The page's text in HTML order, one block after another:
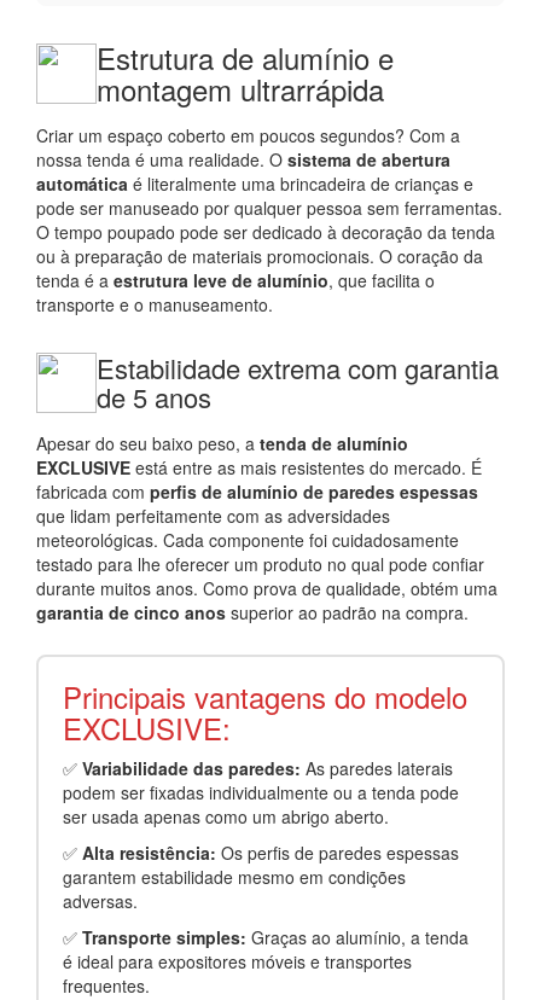
Estrutura de alumínio e
montagem ultrarrápida
Criar um espaço coberto em poucos segundos? Com a
nossa tenda é uma realidade. O sistema de abertura
automática é literalmente uma brincadeira de crianças e
pode ser manuseado por qualquer pessoa sem ferramentas.
O tempo poupado pode ser dedicado à decoração da tenda
ou à preparação de materiais promocionais. O coração da
tenda é a estrutura leve de alumínio, que facilita o
transporte e o manuseamento.
Estabilidade extrema com garantia
de 5 anos
Apesar do seu baixo peso, a tenda de alumínio
EXCLUSIVE está entre as mais resistentes do mercado. É
fabricada com perfis de alumínio de paredes espessas
que lidam perfeitamente com as adversidades
meteorológicas. Cada componente foi cuidadosamente
testado para lhe oferecer um produto no qual pode confiar
durante muitos anos. Como prova de qualidade, obtém uma
garantia de cinco anos superior ao padrão na compra.
Principais vantagens do modelo
EXCLUSIVE:
✅ Variabilidade das paredes: As paredes laterais
podem ser fixadas individualmente ou a tenda pode
ser usada apenas como um abrigo aberto.
✅ Alta resistência: Os perfis de paredes espessas
garantem estabilidade mesmo em condições
adversas.
✅ Transporte simples: Graças ao alumínio, a tenda
é ideal para expositores móveis e transportes
frequentes.